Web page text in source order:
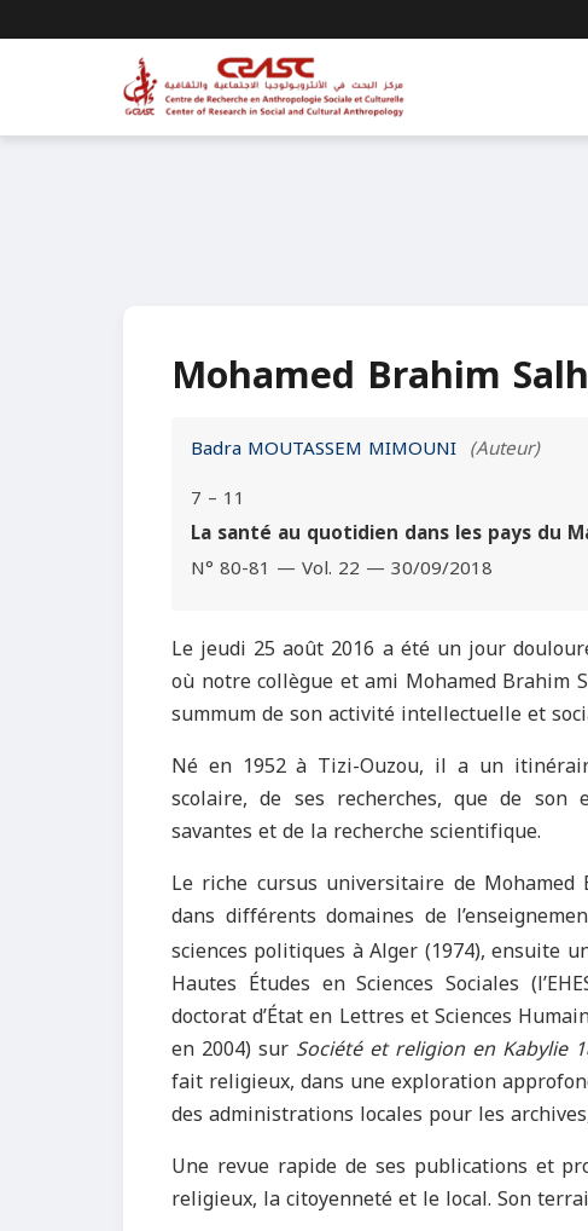
Mohamed Brahim
Badra MOUTASSEM MIMOUNI (Auteur)
7 – 11
La santé au quotidien dans les pays du
N° 80-81 — Vol. 22 — 30/09/2018
Le jeudi 25 août 2016 a été un jour
où notre collègue et ami Mohamed Brahim
summum de son activité intellectuelle et
Né en 1952 à Tizi-Ouzou, il a un
scolaire, de ses recherches, que de son
savantes et de la recherche scientifique.
Le riche cursus universitaire de
dans différents domaines de
sciences politiques à Alger (1974), ensuite
Hautes Études en Sciences Sociales
doctorat d’État en Lettres et Sciences
en 2004) sur Société et religion en Kabylie
fait religieux, dans une exploration
des administrations locales pour les
Une revue rapide de ses publications et
religieux, la citoyenneté et le local. Son